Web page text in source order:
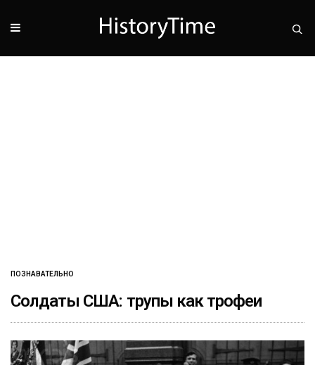
ПОЗНАВАТЕЛЬНО
Солдаты США: трупы как трофеи